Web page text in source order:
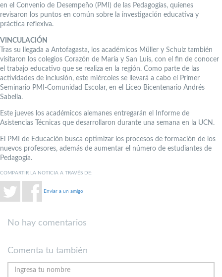
en el Convenio de Desempeño (PMI) de las Pedagogías, quienes
revisaron los puntos en común sobre la investigación educativa y
práctica reflexiva.
VINCULACIÓN
Tras su llegada a Antofagasta, los académicos Müller y Schulz también
visitaron los colegios Corazón de María y San Luis, con el fin de conocer
el trabajo educativo que se realiza en la región. Como parte de las
actividades de inclusión, este miércoles se llevará a cabo el Primer
Seminario PMI-Comunidad Escolar, en el Liceo Bicentenario Andrés
Sabella.
Este jueves los académicos alemanes entregarán el Informe de
Asistencias Técnicas que desarrollaron durante una semana en la UCN.
El PMI de Educación busca optimizar los procesos de formación de los
nuevos profesores, además de aumentar el número de estudiantes de
Pedagogía.
COMPARTIR LA NOTICIA A TRAVÉS DE:
Enviar a un amigo
No hay comentarios
Comenta tu también